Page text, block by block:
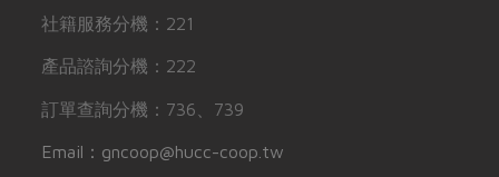
社籍服務分機：221
產品諮詢分機：222
訂單查詢分機：736、739
Email：gncoop@hucc-coop.tw